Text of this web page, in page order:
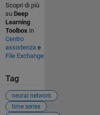
Scopri di più
su Deep
Learning
Toolboxin
Centro
assistenzae
File Exchange
Tag
neural network
time series